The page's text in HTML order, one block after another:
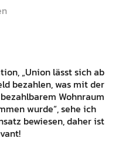
„Union lässt sich ab
bezahlen, was mit der
Wohnraum
wurde“, sehe ich
bewiesen, daher ist